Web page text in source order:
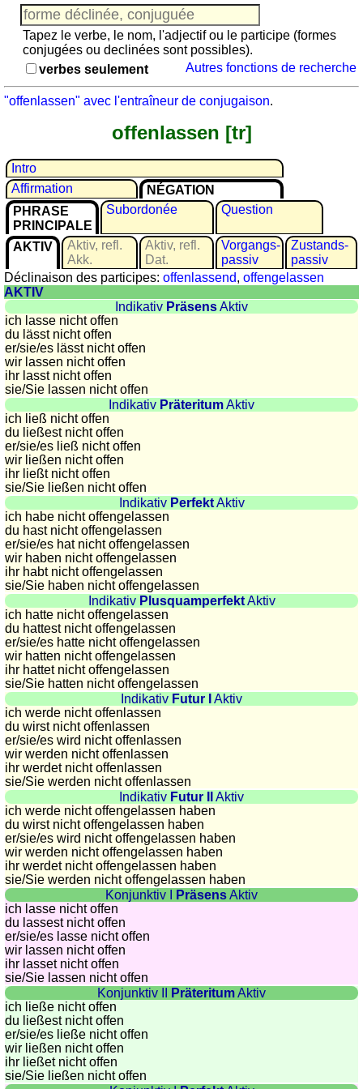
Jeu
avec
des
nombres
de
langues
espagnol
français
italien
latin
portugais
roumain
néerlandais
Utilités
Convertisseurs
d'unités
Plaques
d'immatriculation
Coucher
du
soleil
Balades
à
vélo
Petit
vocabulaire
pour
le
voyage
(pdf)
JEUX
Géographie
Quiz
de
côtes
et
fleuves
Quiz
de
géographie
Quiz
des
pays
Quiz
des
fleuves
et
des
Quiz
des
drapeaux,
blasons,
Tapez le verbe, le nom, l'adjectif ou le participe (formes
conjugées ou declinées sont possibles).
verbes seulement
Autres fonctions de recherche
"offenlassen" avec l'entraîneur de conjugaison.
offenlassen [tr]
Intro
Affirmation
NÉGATION
PHRASE
PRINCIPALE
Subordonée Question
AKTIV
Aktiv, refl.
Akk.
Aktiv, refl.
Dat.
Vorgangs­
passiv
Zustands­
passiv
Déclinaison des participes: offenlassend, offengelassen
AKTIV
Indikativ PräsensAktiv
ich lasse nicht offen
du lässt nicht offen
er/sie/es lässt nicht offen
wir lassen nicht offen
ihr lasst nicht offen
sie/Sie lassen nicht offen
Indikativ PräteritumAktiv
ich ließ nicht offen
du ließest nicht offen
er/sie/es ließ nicht offen
wir ließen nicht offen
ihr ließt nicht offen
sie/Sie ließen nicht offen
Indikativ PerfektAktiv
ich habe nicht offengelassen
du hast nicht offengelassen
er/sie/es hat nicht offengelassen
wir haben nicht offengelassen
ihr habt nicht offengelassen
sie/Sie haben nicht offengelassen
Indikativ PlusquamperfektAktiv
ich hatte nicht offengelassen
du hattest nicht offengelassen
er/sie/es hatte nicht offengelassen
wir hatten nicht offengelassen
ihr hattet nicht offengelassen
sie/Sie hatten nicht offengelassen
Indikativ Futur I
Aktiv
ich werde nicht offenlassen
du wirst nicht offenlassen
er/sie/es wird nicht offenlassen
wir werden nicht offenlassen
ihr werdet nicht offenlassen
sie/Sie werden nicht offenlassen
Indikativ Futur II
Aktiv
ich werde nicht offengelassen haben
du wirst nicht offengelassen haben
er/sie/es wird nicht offengelassen haben
wir werden nicht offengelassen haben
ihr werdet nicht offengelassen haben
sie/Sie werden nicht offengelassen haben
Konjunktiv I
PräsensAktiv
ich lasse nicht offen
du lassest nicht offen
er/sie/es lasse nicht offen
wir lassen nicht offen
ihr lasset nicht offen
sie/Sie lassen nicht offen
Konjunktiv II
PräteritumAktiv
ich ließe nicht offen
du ließest nicht offen
er/sie/es ließe nicht offen
wir ließen nicht offen
ihr ließet nicht offen
sie/Sie ließen nicht offen